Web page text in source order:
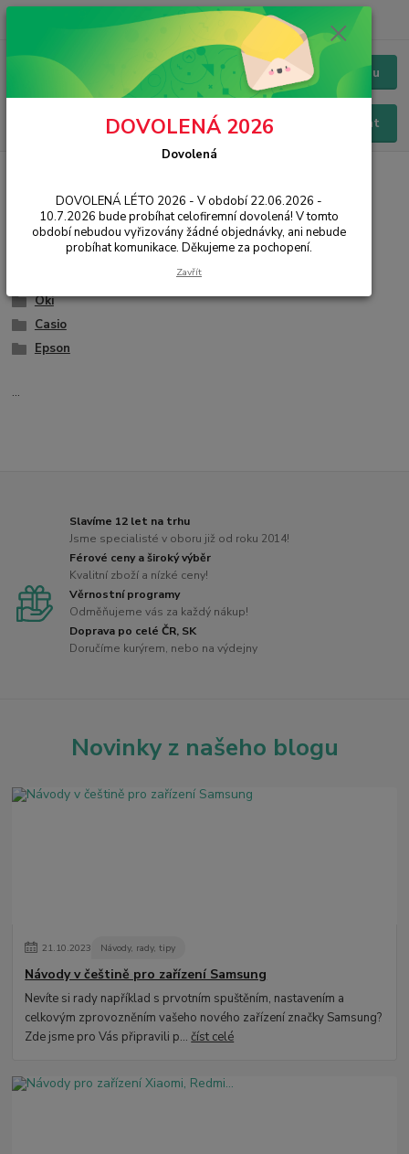
Menu
Hledat
Chat / Online podpora - 24/7
Pásky a štítky
Brother
Oki
Casio
Epson
...
Slavíme 12 let na trhu
Jsme specialisté v oboru již od roku 2014!
Férové ceny a široký výběr
Kvalitní zboží a nízké ceny!
Věrnostní programy
Odměňujeme vás za každý nákup!
Doprava po celé ČR, SK
Doručíme kurýrem, nebo na výdejny
Novinky z našeho blogu
21.10.2023 Návody, rady, tipy
Návody v češtině pro zařízení Samsung
Nevíte si rady například s prvotním spuštěním, nastavením a
celkovým zprovozněním vašeho nového zařízení značky Samsung?
Zde jsme pro Vás připravili p...číst celé
DOVOLENÁ 2026
Dovolená
DOVOLENÁ LÉTO 2026 - V období 22.06.2026 -
10.7.2026 bude probíhat celofiremní dovolená! V tomto
období nebudou vyřizovány žádné objednávky, ani nebude
probíhat komunikace. Děkujeme za pochopení.
Zavřít